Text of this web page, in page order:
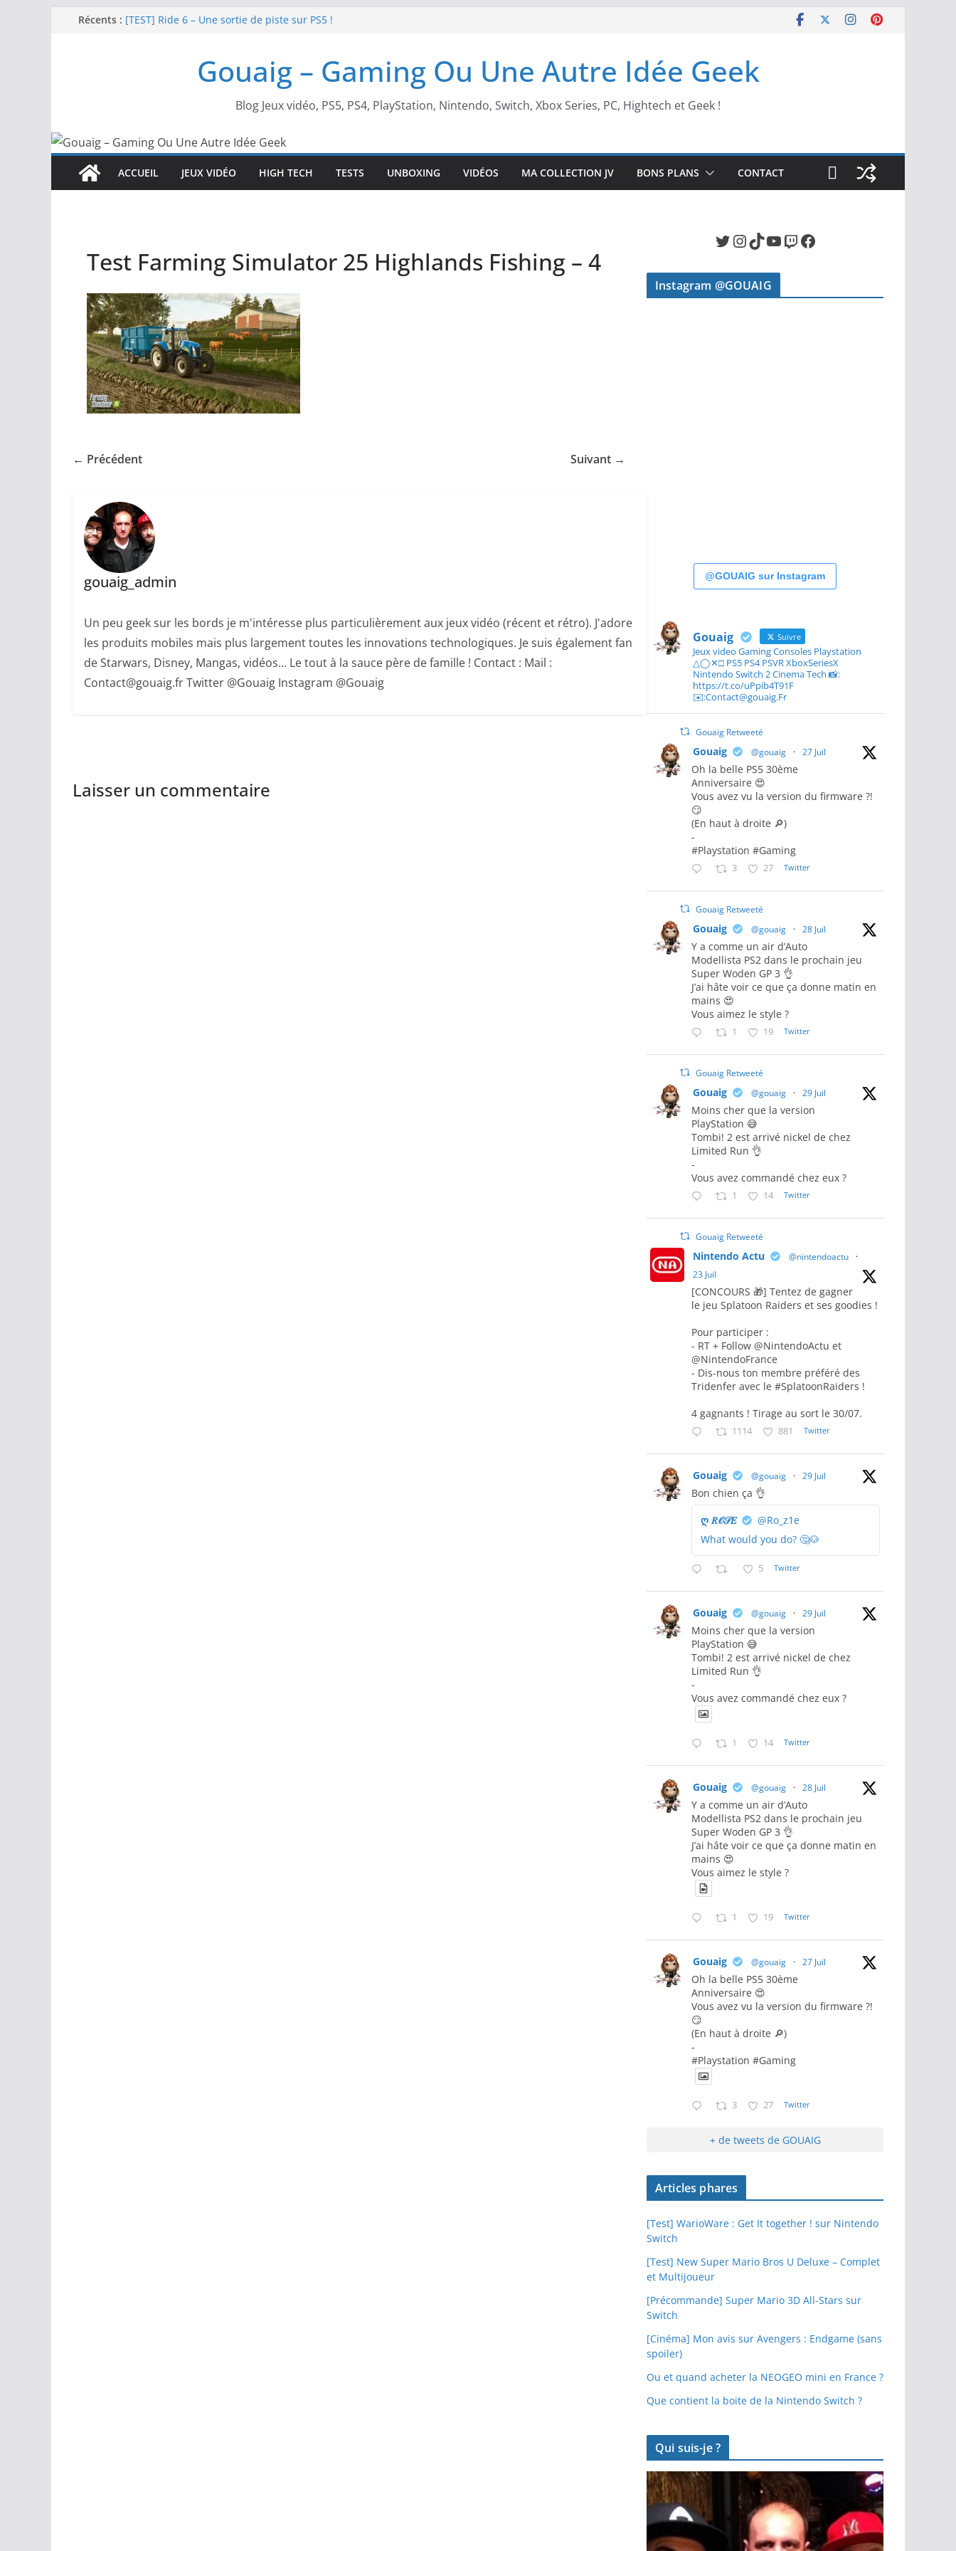
PasserRécents : [TEST] Ride 6 – Une sortie de piste sur PS5 !
[TEST] Screamer – Le retour des courses arcade !
SWITCH 2 : Nouveaux accessoires Turtle Beach X Mario
Gouaig – Gaming Ou Une Autre Idée Geek
Blog Jeux vidéo, PS5, PS4, PlayStation, Nintendo, Switch, Xbox Series, PC, Hightech et Geek !
ACCUEIL JEUX VIDÉO HIGH TECH TESTS UNBOXING VIDÉOS MA COLLECTION JV BONS PLANS CONTACT
Test Farming Simulator 25 Highlands Fishing – 4
← Précédent Suivant →
gouaig_admin
Un peu geek sur les bords je m'intéresse plus particulièrement aux jeux vidéo (récent et rétro). J'adore
les produits mobiles mais plus largement toutes les innovations technologiques. Je suis également fan
de Starwars, Disney, Mangas, vidéos... Le tout à la sauce père de famille ! Contact : Mail :
Contact@gouaig.fr Twitter @Gouaig Instagram @Gouaig
Laisser un commentaire
Twitter InstagramTikTok YouTube Twitch Facebook
Instagram @GOUAIG
@GOUAIG sur Instagram
Gouaig Suivre
Jeux video Gaming Consoles Playstation
△◯✕□ PS5 PS4 PSVR XboxSeriesX
Nintendo Switch 2 Cinema Tech 📸:
https://t.co/uPpib4T91F
✉️:Contact@gouaig.Fr
Gouaig Retweeté
Gouaig @gouaig · 27 Juil
Oh la belle PS5 30ème
Anniversaire 😍
Vous avez vu la version du firmware ?!
😏
(En haut à droite 🔎)
-
#Playstation #Gaming
3 27 Twitter
Gouaig Retweeté
Gouaig @gouaig · 28 Juil
Y a comme un air d’Auto
Modellista PS2 dans le prochain jeu
Super Woden GP 3 👌
J’ai hâte voir ce que ça donne matin en
mains 😍
Vous aimez le style ?
1 19 Twitter
Gouaig Retweeté
Gouaig @gouaig · 29 Juil
Moins cher que la version
PlayStation 😅
Tombi! 2 est arrivé nickel de chez
Limited Run 👌
-
Vous avez commandé chez eux ?
1 14 Twitter
Gouaig Retweeté
Nintendo Actu @nintendoactu
·
23 Juil
[CONCOURS 🎁] Tentez de gagner
le jeu Splatoon Raiders et ses goodies !
Pour participer :
- RT + Follow @NintendoActu et
@NintendoFrance
- Dis-nous ton membre préféré des
Tridenfer avec le #SplatoonRaiders !
4 gagnants ! Tirage au sort le 30/07.
1114 881 Twitter
Gouaig @gouaig · 29 Juil
Bon chien ça 👌
ღ 𝑅𝒪𝒮𝐸
@Ro_z1e
What would you do? 🤔🐶
5 Twitter
Gouaig @gouaig · 29 Juil
Moins cher que la version
PlayStation 😅
Tombi! 2 est arrivé nickel de chez
Limited Run 👌
-
Vous avez commandé chez eux ?
1 14 Twitter
Gouaig @gouaig · 28 Juil
Y a comme un air d’Auto
Modellista PS2 dans le prochain jeu
Super Woden GP 3 👌
J’ai hâte voir ce que ça donne matin en
mains 😍
Vous aimez le style ?
1 19 Twitter
Gouaig @gouaig · 27 Juil
Oh la belle PS5 30ème
Anniversaire 😍
Vous avez vu la version du firmware ?!
😏
(En haut à droite 🔎)
-
#Playstation #Gaming
3 27 Twitter
+ de tweets de GOUAIG
Articles phares
[Test] WarioWare : Get It together ! sur Nintendo
Switch
[Test] New Super Mario Bros U Deluxe – Complet
et Multijoueur
[Précommande] Super Mario 3D All-Stars sur
Switch
[Cinéma] Mon avis sur Avengers : Endgame (sans
spoiler)
Ou et quand acheter la NEOGEO mini en France ?
Que contient la boite de la Nintendo Switch ?
Qui suis-je ?